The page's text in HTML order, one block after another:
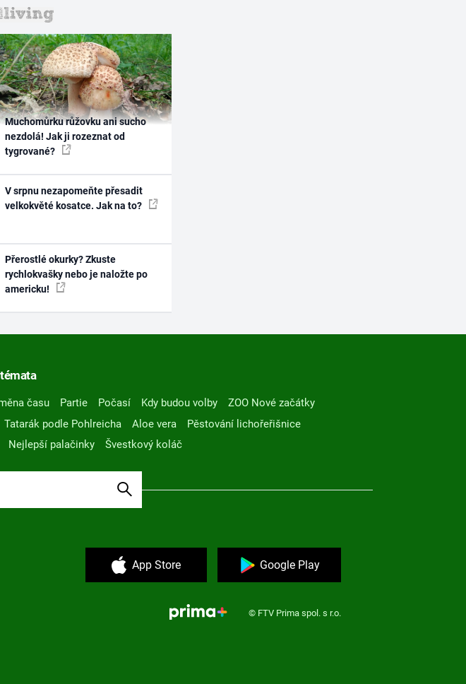
Muchomůrku růžovku ani sucho
nezdolá! Jak ji rozeznat od
tygrované?
V srpnu nezapomeňte přesadit
velkokvěté kosatce. Jak na to?
Přerostlé okurky? Zkuste
rychlokvašky nebo je naložte po
americku!
času Partie Počasí Kdy budou volby
ZOO Nové začátky
Tatarák podle Pohlreicha Aloe vera
Pěstování lichořeřišnice
Nejlepší palačinky Švestkový koláč
App Store Google Play
© FTV Prima spol. s r.o.